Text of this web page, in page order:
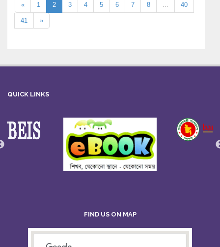
« 1 2 3 4 5 6 7 8 40
41 »
QUICK LINKS
FIND US ON MAP